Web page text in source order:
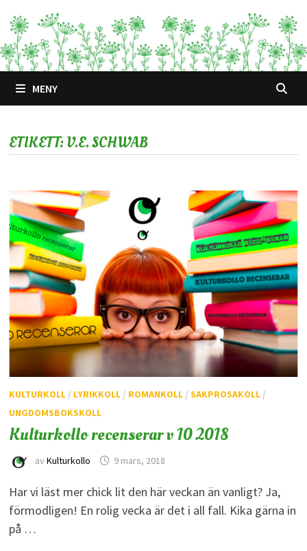
till
innehåll
MENY
ETIKETT:V.E. SCHWAB
KULTURKOLL/ LYRIKKOLL/ ROMANKOLL/ SAKPROSAKOLL/
UNGDOMSBOKSKOLL
Kulturkollo recenserar v 10 2018
av Kulturkollo 9 mars, 2018
Har vi läst mer chick lit den här veckan än vanligt? Ja,
förmodligen! En rolig vecka är det i all fall. Kika gärna in
på …